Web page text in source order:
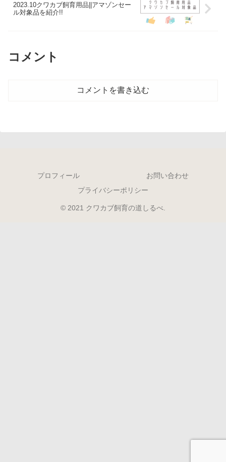
2023.10クワカブ飼育用品||アマゾンセー
ル対象品を紹介!!
コメント
コメントを書き込む
プロフィール
お問い合わせ
プライバシーポリシー
© 2021 クワカブ飼育の道しるべ.